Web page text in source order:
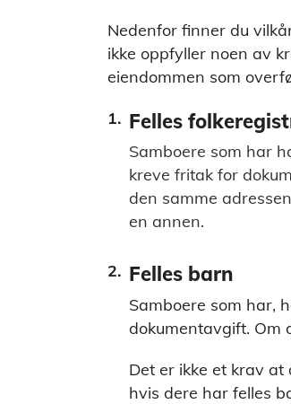
Nedenfor finner du
ikke oppfyller noen av
eiendommen som
Felles
Samboere som har
kreve fritak for
den samme
en annen.
Felles barn
Samboere som har,
dokumentavgift. Om
Det er ikke et krav
hvis dere har felles